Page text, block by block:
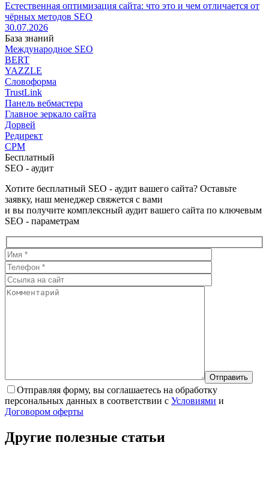
Естественная оптимизация сайта: что это и чем отличается от
чёрных методов SEO
30.07.2026
База знаний
Международное SEO
BERT
YAZZLE
Словоформа
TrustLink
Панель вебмастера
Главное зеркало сайта
Дорвей
Редирект
CPM
Бесплатный
SEO - аудит
Хотите бесплатный SEO - аудит вашего сайта? Оставьте
заявку, наш менеджер свяжется с вами
и вы получите комплексный аудит вашего сайта по ключевым
SEO - параметрам
Отправляя форму, вы соглашаетесь на обработку
персональных данных в соответствии с Условиями и
Договором оферты
Другие полезные статьи